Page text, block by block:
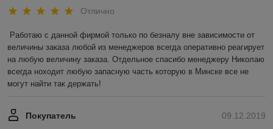
Отлично
Работаю с данной фирмой только по безналу вне зависимости от
величины заказа любой из менеджеров всегда оперативно реагирует
на любую величину заказа. Отдельное спасибо менеджеру Николаю
всегда ноходит любую запасную часть которую в Минске все не
могут найти так держать!
09.12.2019
Покупатель